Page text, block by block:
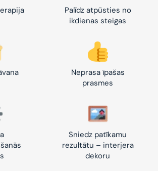
Palīdz atpūsties no
ikdienas steigas
Neprasa īpašas
prasmes
Sniedz patīkamu
rezultātu – interjera
dekoru